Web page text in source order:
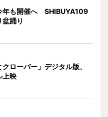
年も開催へ SHIBUYA109
踊り
ローバー」デジタル版、
上映